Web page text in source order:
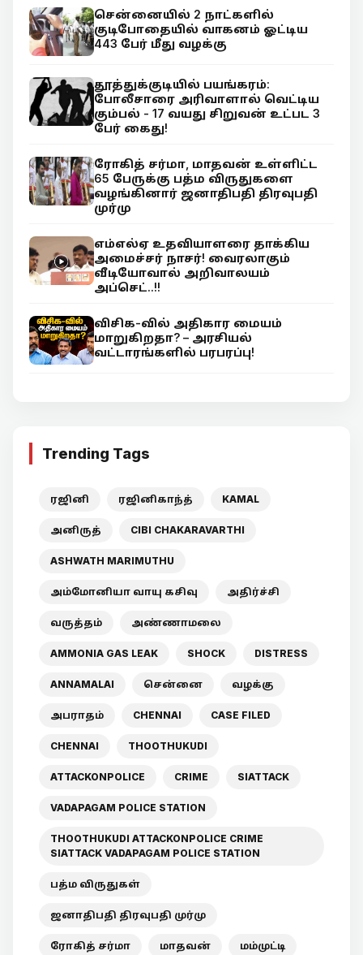
சென்னையில் 2 நாட்களில்
குடிபோதையில் வாகனம் ஓட்டிய
443 பேர் மீது வழக்கு
தூத்துக்குடியில் பயங்கரம்:
போலீசாரை அரிவாளால் வெட்டிய
கும்பல் - 17 வயது சிறுவன் உட்பட 3
பேர் கைது!
ரோகித் சர்மா, மாதவன் உள்ளிட்ட
65 பேருக்கு பத்ம விருதுகளை
வழங்கினார் ஜனாதிபதி திரவுபதி
முர்மு
எம்எல்ஏ உதவியாளரை தாக்கிய
அமைச்சர் நாசர்! வைரலாகும்
வீடியோவால் அறிவாலயம்
அப்செட்..!!
விசிக-வில் அதிகார மையம்
மாறுகிறதா? – அரசியல்
வட்டாரங்களில் பரபரப்பு!
Trending Tags
ரஜினி ரஜினிகாந்த் KAMAL
அனிருத் CIBI CHAKARAVARTHI
ASHWATH MARIMUTHU
அம்மோனியா வாயு கசிவு அதிர்ச்சி
வருத்தம் அண்ணாமலை
AMMONIA GAS LEAK SHOCK DISTRESS
ANNAMALAI சென்னை வழக்கு
அபராதம் CHENNAI CASE FILED
CHENNAI THOOTHUKUDI
ATTACKONPOLICE CRIME SIATTACK
VADAPAGAM POLICE STATION
THOOTHUKUDI ATTACKONPOLICE CRIME
SIATTACK VADAPAGAM POLICE STATION
பத்ம விருதுகள்
ஜனாதிபதி திரவுபதி முர்மு
ரோகித் சர்மா மாதவன் மம்முட்டி